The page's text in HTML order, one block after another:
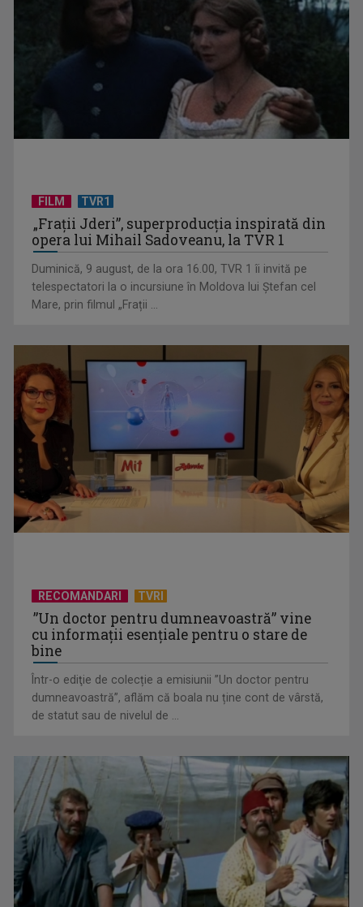
(P) Deratizare și dezinsecție: cum rezolvi o infestare de la
primele semne ...
(P) Cea mai bună firmă de case din containere modulare –
Top 5 recomandări 2026
(P) De ce tot mai mulți aleg să producă energie și ce câștigă
concret din asta
FILM TVR1
„Frații Jderi”, superproducția inspirată din
opera lui Mihail Sadoveanu, la TVR 1
Duminică, 9 august, de la ora 16.00, TVR 1 îi invită pe
telespectatori la o incursiune în Moldova lui Ștefan cel
Mare, prin filmul „Frații ...
RECOMANDARI TVRI
”Un doctor pentru dumneavoastră” vine
cu informații esențiale pentru o stare de
bine
Într-o ediţie de colecție a emisiunii ”Un doctor pentru
dumneavoastră”, aflăm că boala nu ține cont de vârstă,
de statut sau de nivelul de ...